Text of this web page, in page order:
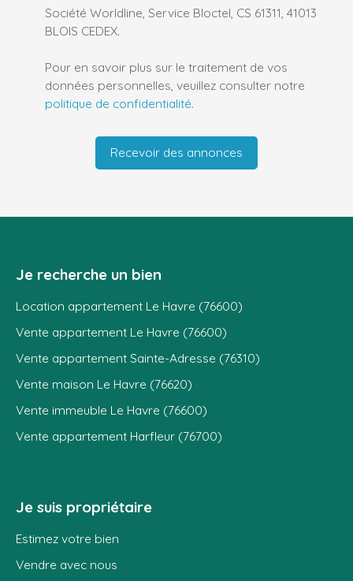
Société Worldline, Service Bloctel, CS 61311, 41013
BLOIS CEDEX.
Pour en savoir plus sur le traitement de vos
données personnelles, veuillez consulter notre
politique de confidentialité.
Recevoir des annonces
Je recherche un bien
Location appartement Le Havre (76600)
Vente appartement Le Havre (76600)
Vente appartement Sainte-Adresse (76310)
Vente maison Le Havre (76620)
Vente immeuble Le Havre (76600)
Vente appartement Harfleur (76700)
Je suis propriétaire
Estimez votre bien
Vendre avec nous